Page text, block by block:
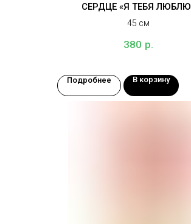
СЕРДЦЕ «Я ТЕБЯ
45 см
380 р.
Подробнее В корзину